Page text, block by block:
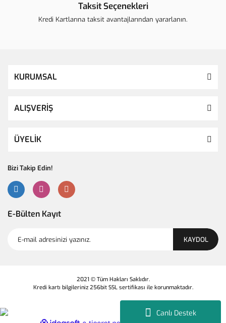
Canlı Destek
Taksit Seçenekleri
Kredi Kartlarına taksit avantajlarından yararlanın.
KURUMSAL
ALIŞVERİŞ
ÜYELİK
Bizi Takip Edin!
E-Bülten Kayıt
KAYDOL
2021 © Tüm Hakları Saklıdır.
Kredi kartı bilgileriniz 256bit SSL sertifikası ile korunmaktadır.